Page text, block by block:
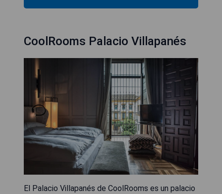
CoolRooms Palacio Villapanés
El Palacio Villapanés de CoolRooms es un palacio